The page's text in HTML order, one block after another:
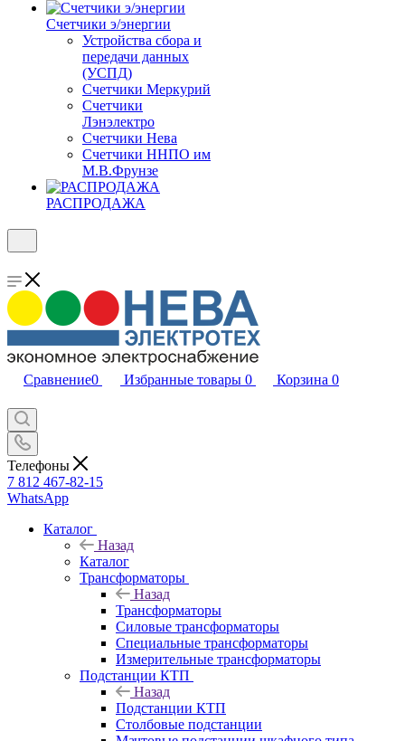
Счетчики э/энергии
Устройства сбора и
передачи данных
(УСПД)
Счетчики Меркурий
Счетчики
Лэнэлектро
Счетчики Нева
Счетчики ННПО им
М.В.Фрунзе
РАСПРОДАЖА
Сравнение0 Избранные товары 0 Корзина 0
Телефоны
7 812 467-82-15
WhatsApp
Каталог
Назад
Каталог
Трансформаторы
Назад
Трансформаторы
Силовые трансформаторы
Специальные трансформаторы
Измерительные трансформаторы
Подстанции КТП
Назад
Подстанции КТП
Столбовые подстанции